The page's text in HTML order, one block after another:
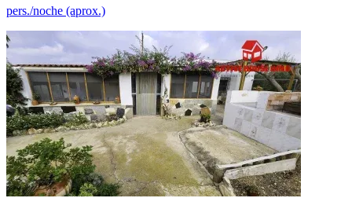
pers./noche (aprox.)